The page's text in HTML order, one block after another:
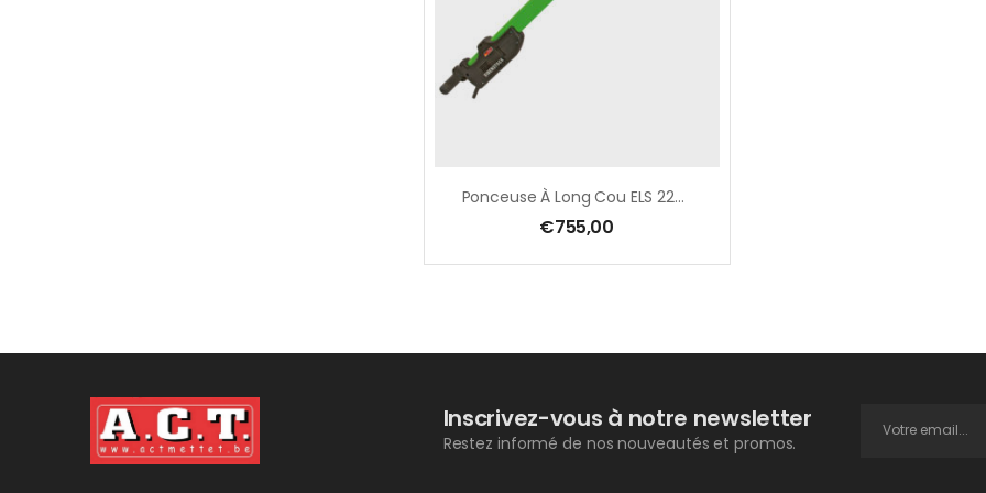
Ponceuse À Long Cou ELS 225.1 – Diam. 225 Mm – 590 W + Rallonge Et Sac De Transport
€755,00
Inscrivez-vous à notre newsletter
Restez informé de nos nouveautés et promos.